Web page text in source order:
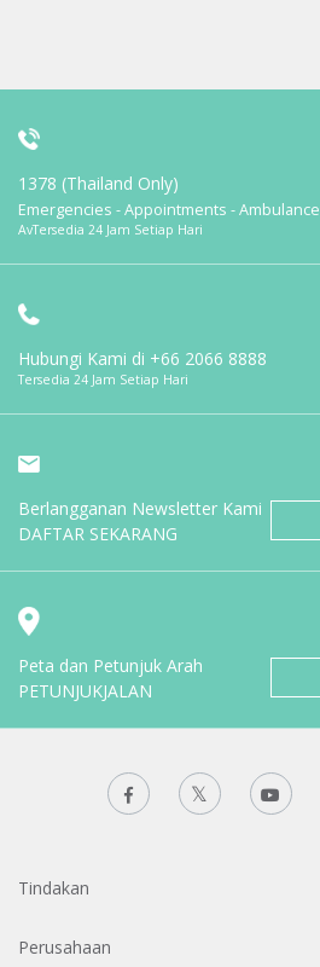
1378 (Thailand Only)
Emergencies - Appointments - Ambulance
AvTersedia 24 Jam Setiap Hari
Hubungi Kami di +66 2066 8888
Tersedia 24 Jam Setiap Hari
Berlangganan Newsletter Kami
DAFTAR SEKARANG
Peta dan Petunjuk Arah
PETUNJUKJALAN
Tindakan
Perusahaan